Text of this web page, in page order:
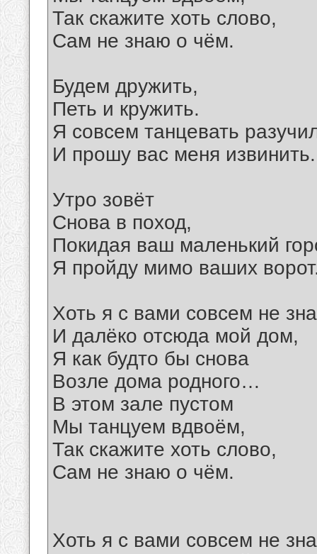
Так скажите хоть слово,
Сам не знаю о чём.
Будем дружить,
Петь и кружить.
Я совсем танцевать
И прошу вас меня извинить.
Утро зовёт
Снова в поход,
Покидая ваш маленький
Я пройду мимо ваших
Хоть я с вами совсем не
И далёко отсюда мой дом,
Я как будто бы снова
Возле дома родного…
В этом зале пустом
Мы танцуем вдвоём,
Так скажите хоть слово,
Сам не знаю о чём.
Хоть я с вами совсем не